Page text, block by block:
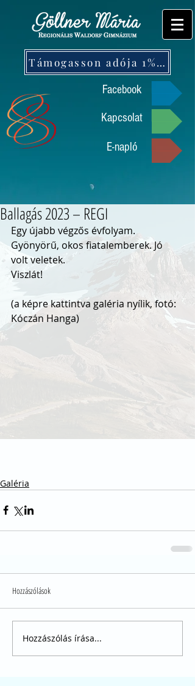
Támogasson adója 1%-ával!
Facebook
Kapcsolat
E-napló
Ballagás 2023 – REGI
Egy újabb végzős évfolyam.
Gyönyörű, okos fiatalemberek. Jó
volt veletek.
Viszlát!
(a képre kattintva galéria nyílik, fotó:
Kóczán Hanga)
Galéria
Hozzászólások
Hozzászólás írása...